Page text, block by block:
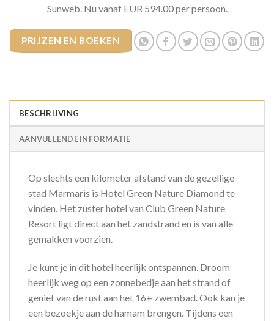
Sunweb. Nu vanaf EUR 594.00 per persoon.
PRIJZEN EN BOEKEN
BESCHRIJVING
AANVULLENDE INFORMATIE
Op slechts een kilometer afstand van de gezellige
stad Marmaris is Hotel Green Nature Diamond te
vinden. Het zuster hotel van Club Green Nature
Resort ligt direct aan het zandstrand en is van alle
gemakken voorzien.
Je kunt je in dit hotel heerlijk ontspannen. Droom
heerlijk weg op een zonnebedje aan het strand of
geniet van de rust aan het 16+ zwembad. Ook kan je
een bezoekje aan de hamam brengen. Tijdens een